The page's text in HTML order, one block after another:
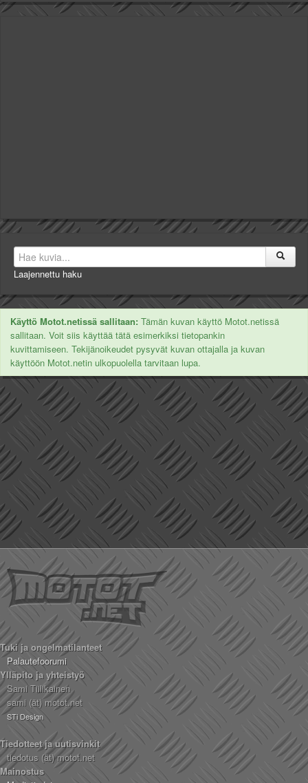
Laajennettu haku
Käyttö Motot.netissä sallitaan: Tämän kuvan käyttö Motot.netissä
sallitaan. Voit siis käyttää tätä esimerkiksi tietopankin
kuvittamiseen. Tekijänoikeudet pysyvät kuvan ottajalla ja kuvan
käyttöön Motot.netin ulkopuolella tarvitaan lupa.
Tuki ja ongelmatilanteet
Palautefoorumi
Ylläpito ja yhteistyö
Sami Tiilikainen
sami (ät) motot.net
STi Design
Tiedotteet ja uutisvinkit
tiedotus (ät) motot.net
Mainostus